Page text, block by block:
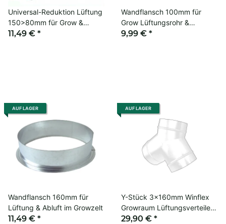
Universal-Reduktion Lüftung
150>80mm für Grow &
Indoor-Luftführung
11,49 € *
Wandflansch 100mm für
Grow Lüftungsrohr &
Belüftungssystem
9,99 € *
AUF LAGER
Wandflansch 160mm für
Lüftung & Abluft im Growzelt
11,49 € *
AUF LAGER
Y-Stück 3x160mm Winflex
Growraum Lüftungsverteiler
Lüftungssystem
29,90 € *